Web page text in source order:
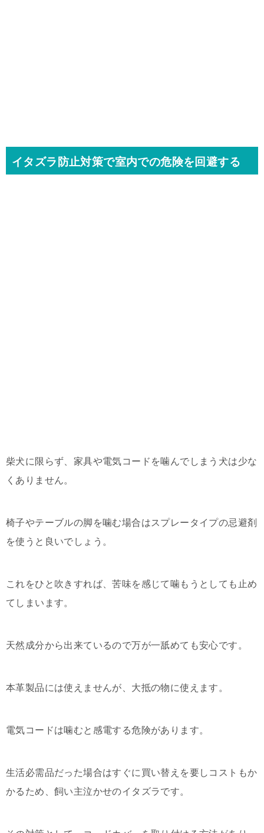
イタズラ防止対策で室内での危険を回避する
柴犬に限らず、家具や電気コードを噛んでしまう犬は少な
くありません。
椅子やテーブルの脚を噛む場合はスプレータイプの忌避剤
を使うと良いでしょう。
これをひと吹きすれば、苦味を感じて噛もうとしても止め
てしまいます。
天然成分から出来ているので万が一舐めても安心です。
本革製品には使えませんが、大抵の物に使えます。
電気コードは噛むと感電する危険があります。
生活必需品だった場合はすぐに買い替えを要しコストもか
かるため、飼い主泣かせのイタズラです。